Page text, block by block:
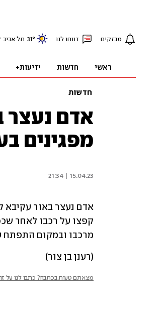
מבזקים דווחו לנו 31° תל אביב
ראשי חדשות ידיעות+
חדשות
אדם נעצר
מפגינים
15.04.23 | 21:34
מרכבו ובמקום התפתח
(רענן בן צור)
מצאתם טעות בכתבה? כתבו לנו על